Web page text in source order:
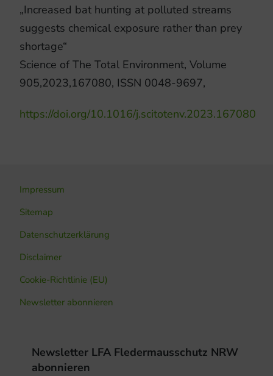
„Increased bat hunting at polluted streams
suggests chemical exposure rather than prey
shortage“
Science of The Total Environment, Volume
905,2023,167080, ISSN 0048-9697,
https://doi.org/10.1016/j.scitotenv.2023.167080
Impressum
Sitemap
Datenschutzerklärung
Disclaimer
Cookie-Richtlinie (EU)
Newsletter abonnieren
Newsletter LFA Fledermausschutz NRW
abonnieren